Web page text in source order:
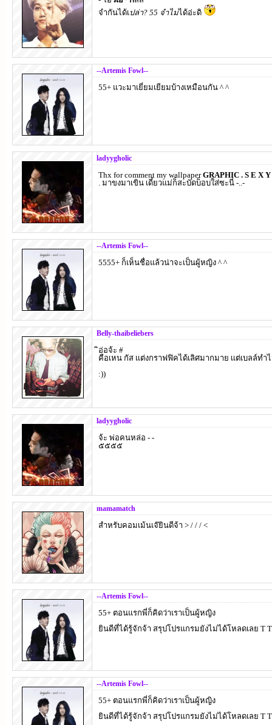
จำกันได้เปล่า? 55 จำไม่ได้อ่ะดิ
--Artemis Fowl--
55+ แวะมาเยี่ยมเยียมบ้างเหมือนกัน ^ ^
ladyygholic
Thx for comment my wallpaperGRAPHIC . S E X
. มาขงมาเขิน เดี๋ยวแม่ก็สะบัดบ็อบใส่ซะนี่ -..-
--Artemis Fowl--
5555+ ก็เห็นชื่อแล้วน่าจะเป็นผู้หญิง ^ ^
Belly-thaibeliebers
ิอ่อจ้ะ #
คือเหน กัส เเต่งกราฟฟิคได้เลิศมากมาย เเต่เบลล์ทำ
:))
ladyygholic
จ้ะ พ่อคนหล่อ - -
๕๕๕๕
mamamatch
สำหรับคอมเม้นเจ๊ยินดีจ้า > / / / <
--Artemis Fowl--
55+ ตอนแรกพี่ก็คิดว่าเราเป็นผู้หญิง
ยินดีที่ได้รู้จักจ้า สรุปโปรแกรมยังไม่ได้โหลดเลย T
--Artemis Fowl--
55+ ตอนแรกพี่ก็คิดว่าเราเป็นผู้หญิง
ยินดีที่ได้รู้จักจ้า สรุปโปรแกรมยังไม่ได้โหลดเลย T